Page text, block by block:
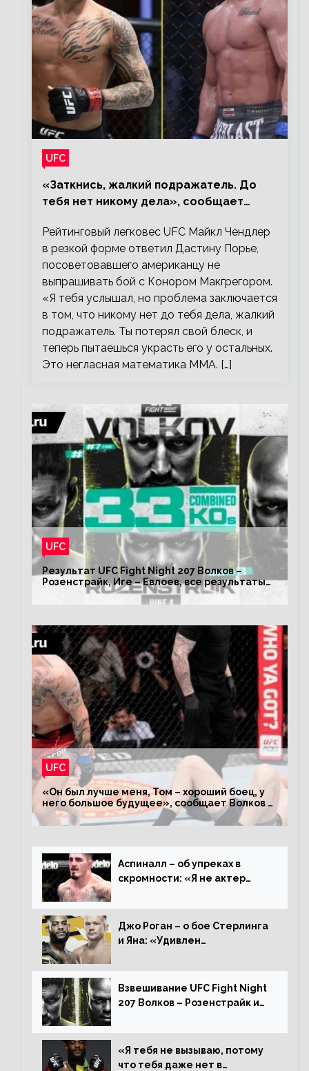
UFC
«Заткнись, жалкий подражатель. До
тебя нет никому дела», сообщает
Рейтинговый легковес UFC Майкл Чендлер
в резкой форме ответил Дастину Порье,
посоветовавшего американцу не
выпрашивать бой с Конором Макгрегором.
«Я тебя услышал, но проблема заключается
в том, что никому нет до тебя дела, жалкий
подражатель. Ты потерял свой блеск, и
теперь пытаешься украсть его у остальных.
Это негласная математика ММА. […]
UFC
Результат UFC Fight Night 207 Волков –
Розенстрайк, Иге – Евлоев, все результаты
турнира ЮФС ФН 207
UFC
«Он был лучше меня, Том – хороший боец, у
него большое будущее», сообщает Волков –
о поражении Аспиналлу
Аспиналл – об упреках в
скромности: «Я не актер
дерьмо»
Джо Роган – о бое Стерлинга
и Яна: «Удивлен
Алджамейн определенно
выиграл»
Взвешивание UFC Fight Night
207 Волков – Розенстрайк и
«Я тебя не вызываю, потому
что тебя даже нет в